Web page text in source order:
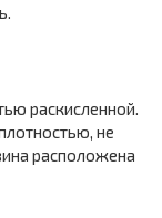
раскислен­ной.
не
расположе­на